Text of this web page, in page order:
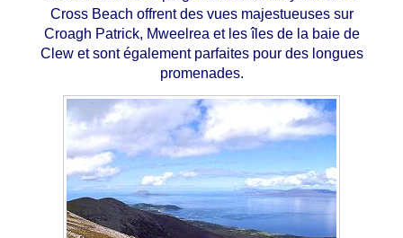
Cross Beach offrent des vues majestueuses sur
Croagh Patrick, Mweelrea et les îles de la baie de
Clew et sont également parfaites pour des longues
promenades.